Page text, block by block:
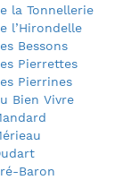
la Tonnellerie
l’Hirondelle
Bessons
Pierrettes
Pierrines
Bien Vivre
Baron